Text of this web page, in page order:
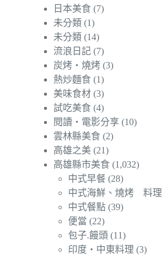
日本美食 (7)
未分類 (1)
未分類 (14)
流浪日記 (7)
炭烤‧燒烤 (3)
熱炒麵食 (1)
美味食材 (3)
試吃美食 (4)
閱讀‧電影分享 (10)
雲林縣美食 (2)
高雄之美 (21)
高雄縣市美食 (1,032)
中式早餐 (28)
中式海鮮、燒烤 料理
中式餐點 (39)
便當 (22)
包子.饅頭 (11)
印度‧中東料理 (3)